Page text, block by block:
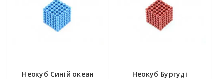
Неокуб Синій океан
Неокуб Бургуді